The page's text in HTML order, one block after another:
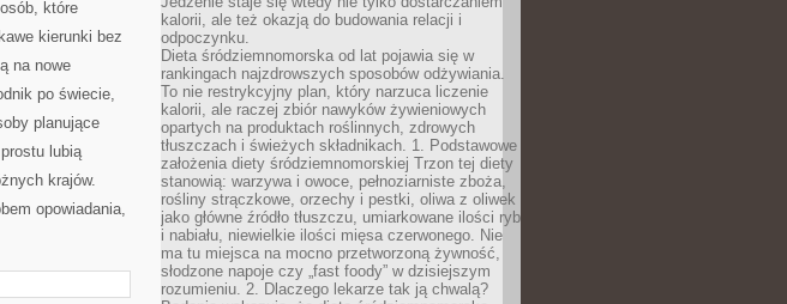
które
kierunki bez
na nowe
po świecie,
planujące
lubią
krajów.
opowiadania,
kalorii, ale też okazją do budowania relacji i
odpoczynku.
Dieta śródziemnomorska od lat pojawia się w
rankingach najzdrowszych sposobów odżywiania.
To nie restrykcyjny plan, który narzuca liczenie
kalorii, ale raczej zbiór nawyków żywieniowych
opartych na produktach roślinnych, zdrowych
tłuszczach i świeżych składnikach. 1. Podstawowe
założenia diety śródziemnomorskiej Trzon tej diety
stanowią: warzywa i owoce, pełnoziarniste zboża,
rośliny strączkowe, orzechy i pestki, oliwa z oliwek
jako główne źródło tłuszczu, umiarkowane ilości ryb
i nabiału, niewielkie ilości mięsa czerwonego. Nie
ma tu miejsca na mocno przetworzoną żywność,
słodzone napoje czy „fast foody” w dzisiejszym
rozumieniu. 2. Dlaczego lekarze tak ją chwalą?